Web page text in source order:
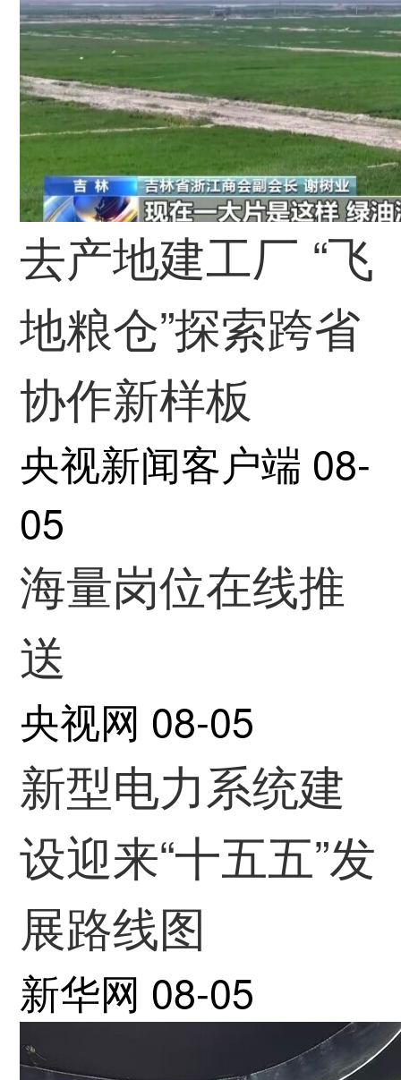
去产地建工厂 “飞
地粮仓”探索跨省
协作新样板
央视新闻客户端 08-
05
海量岗位在线推
送
央视网 08-05
新型电力系统建
设迎来“十五五”发
展路线图
新华网 08-05